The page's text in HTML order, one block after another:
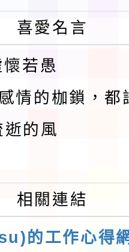
喜愛名言
若愚
情的枷鎖，都
的風
相關連結
的工作心得